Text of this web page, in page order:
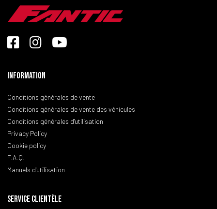
Information
Conditions générales de vente
Conditions générales de vente des véhicules
Conditions générales d'utilisation
Privacy Policy
Cookie policy
F.A.Q.
Manuels d'utilisation
SERVICE CLIENTÈLE